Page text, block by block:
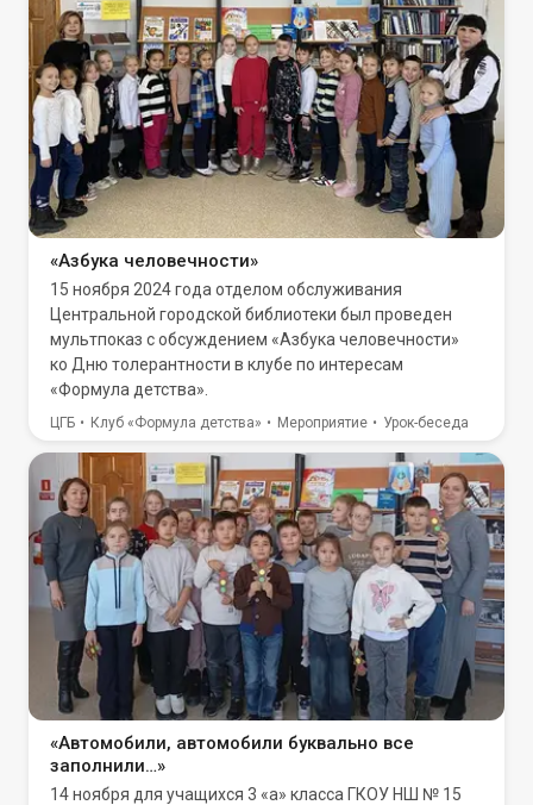
«Азбука человечности»
15 ноября 2024 года отделом обслуживания
Центральной городской библиотеки был проведен
мультпоказ с обсуждением «Азбука человечности»
ко Дню толерантности в клубе по интересам
«Формула детства».
ЦГБ Клуб «Формула детства» Мероприятие Урок-беседа
«Автомобили, автомобили буквально все
заполнили…»
14 ноября для учащихся 3 «а» класса ГКОУ НШ № 15